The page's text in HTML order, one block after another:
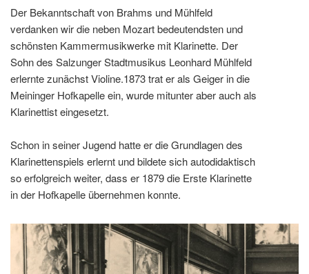
Der Bekanntschaft von Brahms und Mühlfeld
verdanken wir die neben Mozart bedeutendsten und
schönsten Kammermusikwerke mit Klarinette. Der
Sohn des Salzunger Stadtmusikus Leonhard Mühlfeld
erlernte zunächst Violine.1873 trat er als Geiger in die
Meininger Hofkapelle ein, wurde mitunter aber auch als
Klarinettist eingesetzt.
Schon in seiner Jugend hatte er die Grundlagen des
Klarinettenspiels erlernt und bildete sich autodidaktisch
so erfolgreich weiter, dass er 1879 die Erste Klarinette
in der Hofkapelle übernehmen konnte.